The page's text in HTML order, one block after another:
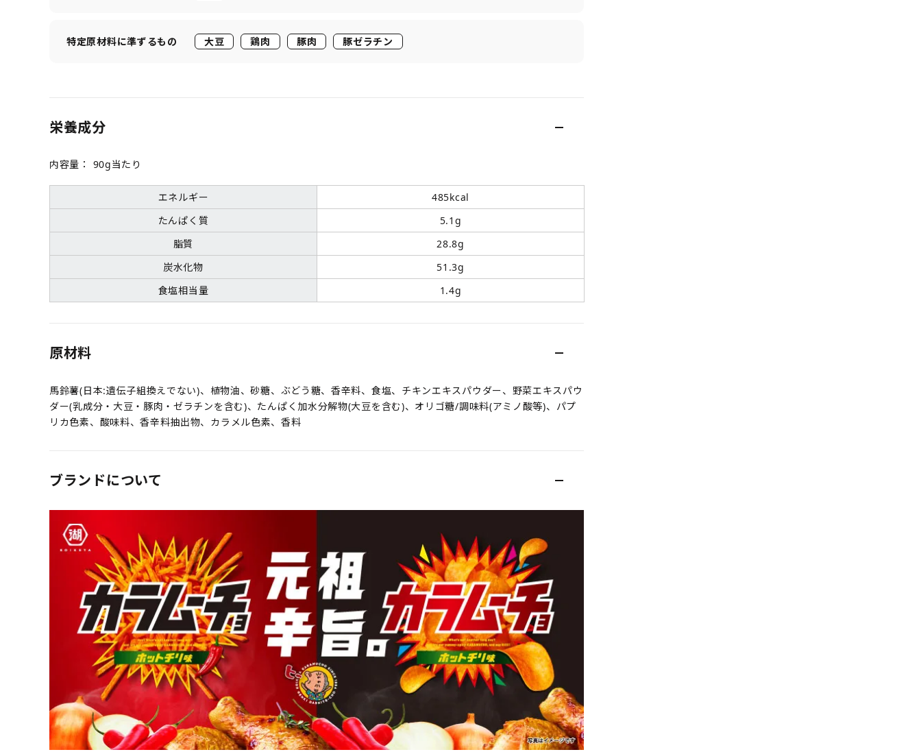
特定原材料に準ずるもの 大豆 鶏肉 豚肉 豚ゼラチン
栄養成分
内容量： 90g当たり
エネルギー
485kcal
たんぱく質
5.1g
脂質
28.8g
炭水化物
51.3g
食塩相当量
1.4g
原材料
馬鈴薯(日本:遺伝子組換えでない)、植物油、砂糖、ぶどう糖、香辛料、食塩、チキンエキスパウダー、野菜エキスパウ
ダー(乳成分・大豆・豚肉・ゼラチンを含む)、たんぱく加水分解物(大豆を含む)、オリゴ糖/調味料(アミノ酸等)、パプ
リカ色素、酸味料、香辛料抽出物、カラメル色素、香料
ブランドについて